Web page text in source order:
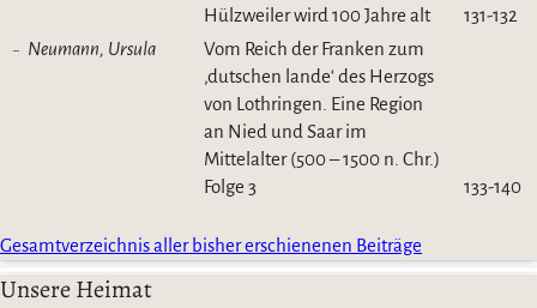
Hülzweiler wird 100 Jahre alt
131-132
Neumann, Ursula
Vom Reich der Franken zum
‚dutschen lande‘ des Herzogs
von Lothringen. Eine Region
an Nied und Saar im
Mittelalter (500 – 1500 n. Chr.)
Folge 3
133-140
Gesamtverzeichnis aller bisher erschienenen Beiträge
Unsere Heimat